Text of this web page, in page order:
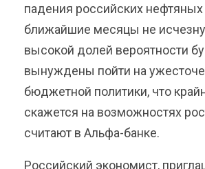
падения российских
ближайшие месяцы не
высокой долей вероятности
вынуждены пойти на
бюджетной политики, что
скажется на возможностях
считают в Альфа-банке.
Российский экономист,